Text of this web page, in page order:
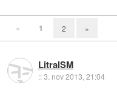
« 1 2 »
LitralSM
::3. nov 2013, 21:04